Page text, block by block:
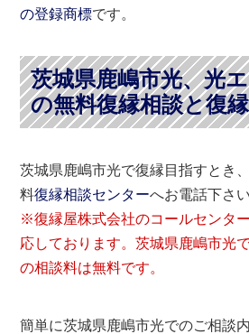
の登録商標です。
茨城県鹿嶋市光、光
の無料復縁相談と復
茨城県鹿嶋市光で復縁目指すとき
料復縁相談センターへお電話下さい
※復縁屋株式会社のコールセンタ
応しております。茨城県鹿嶋市光
の相談料は無料です。
簡単に茨城県鹿嶋市光でのご相談